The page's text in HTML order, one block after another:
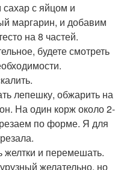
с яйцом и
маргарин, и добавим
на 8 частей.
будете смотреть
лепешку, обжарить на
На один корж около 2-
по форме. Я для
желтки и перемешать.
желательно, но